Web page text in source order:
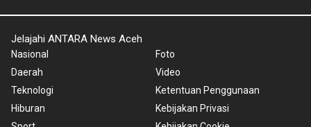
Jelajahi ANTARA News Aceh
Nasional
Daerah
Teknologi
Hiburan
Foto
Video
Ketentuan Penggunaan
Kebijakan Privasi